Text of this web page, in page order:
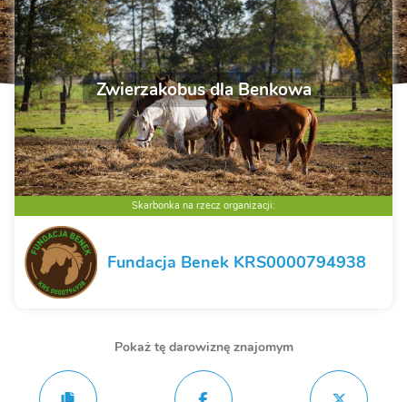
Zwierzakobus dla Benkowa
Skarbonka na rzecz organizacji:
Fundacja Benek KRS0000794938
Pokaż tę darowiznę znajomym